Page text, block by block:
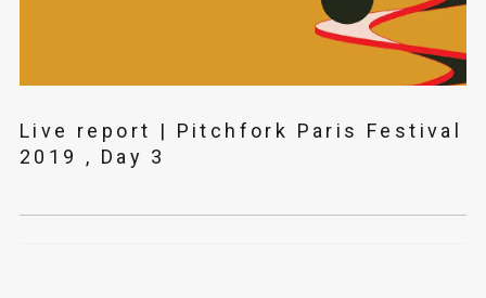
Live report | Pitchfork Paris Festival
2019 , Day 3